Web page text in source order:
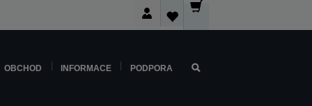
OBCHOD INFORMACE PODPORA